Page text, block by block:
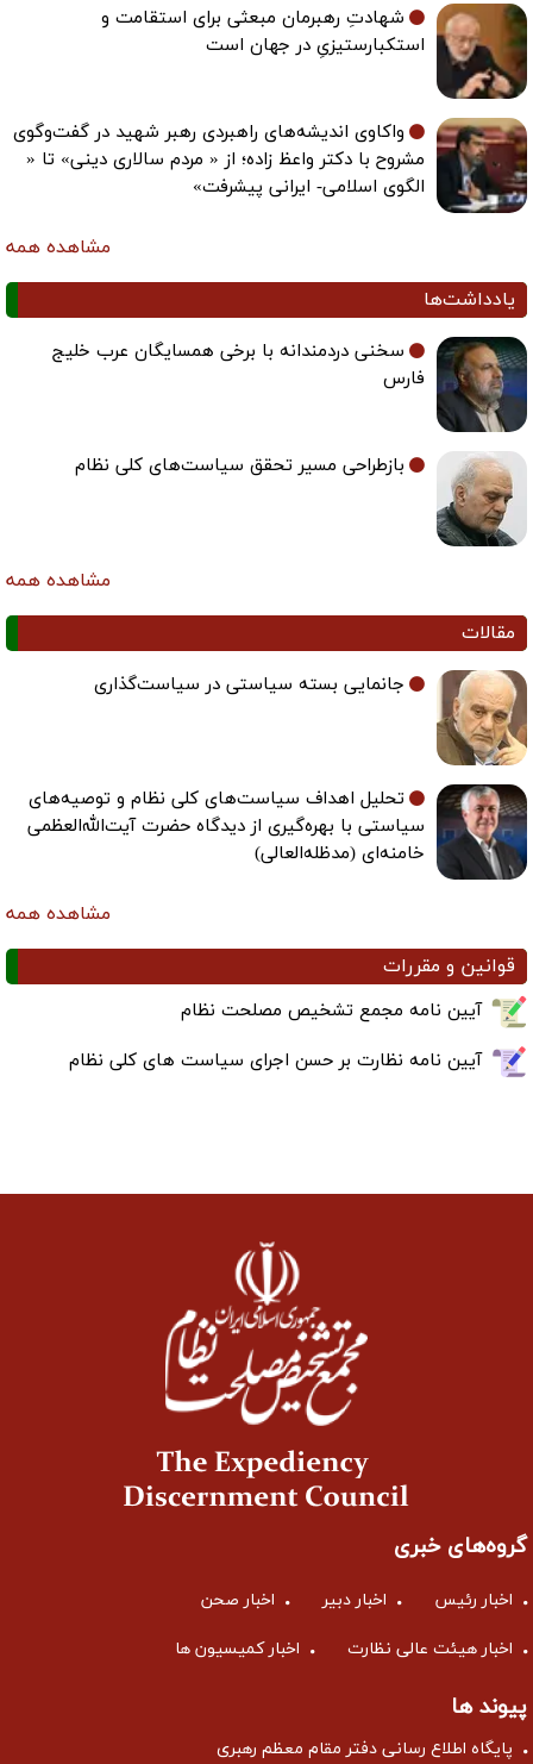
شهادتِ رهبرمان مبعثی برای استقامت و
استکبارستیزیِ در جهان است
واکاوی اندیشه‌های راهبردی رهبر شهید در گفت‌وگوی
مشروح با دکتر واعظ زاده؛ از « مردم سالاری دینی» تا «
الگوی اسلامی- ایرانی پیشرفت»
مشاهده همه
یادداشت‌ها
سخنی دردمندانه با برخی همسایگان عرب خلیج
فارس
بازطراحی مسیر تحقق سیاست‌های کلی نظام
مشاهده همه
مقالات
جانمایی بسته سیاستی در سیاست‌گذاری
تحلیل اهداف سیاست‌های کلی نظام و توصیه‌های
سیاستی با بهره‌گیری از دیدگاه حضرت آیت‌الله‌العظمی
خامنه‌ای (مدظله‌العالی)
مشاهده همه
قوانین و مقررات
آیین نامه مجمع تشخیص مصلحت نظام
آیین نامه نظارت بر حسن اجرای سیاست های کلی نظام
گروه‌های خبری
اخبار رئیس اخبار دبیر اخبار صحن
اخبار هیئت عالی نظارت اخبار کمیسیون ها
پیوند ها
پایگاه اطلاع رسانی دفتر مقام معظم رهبری